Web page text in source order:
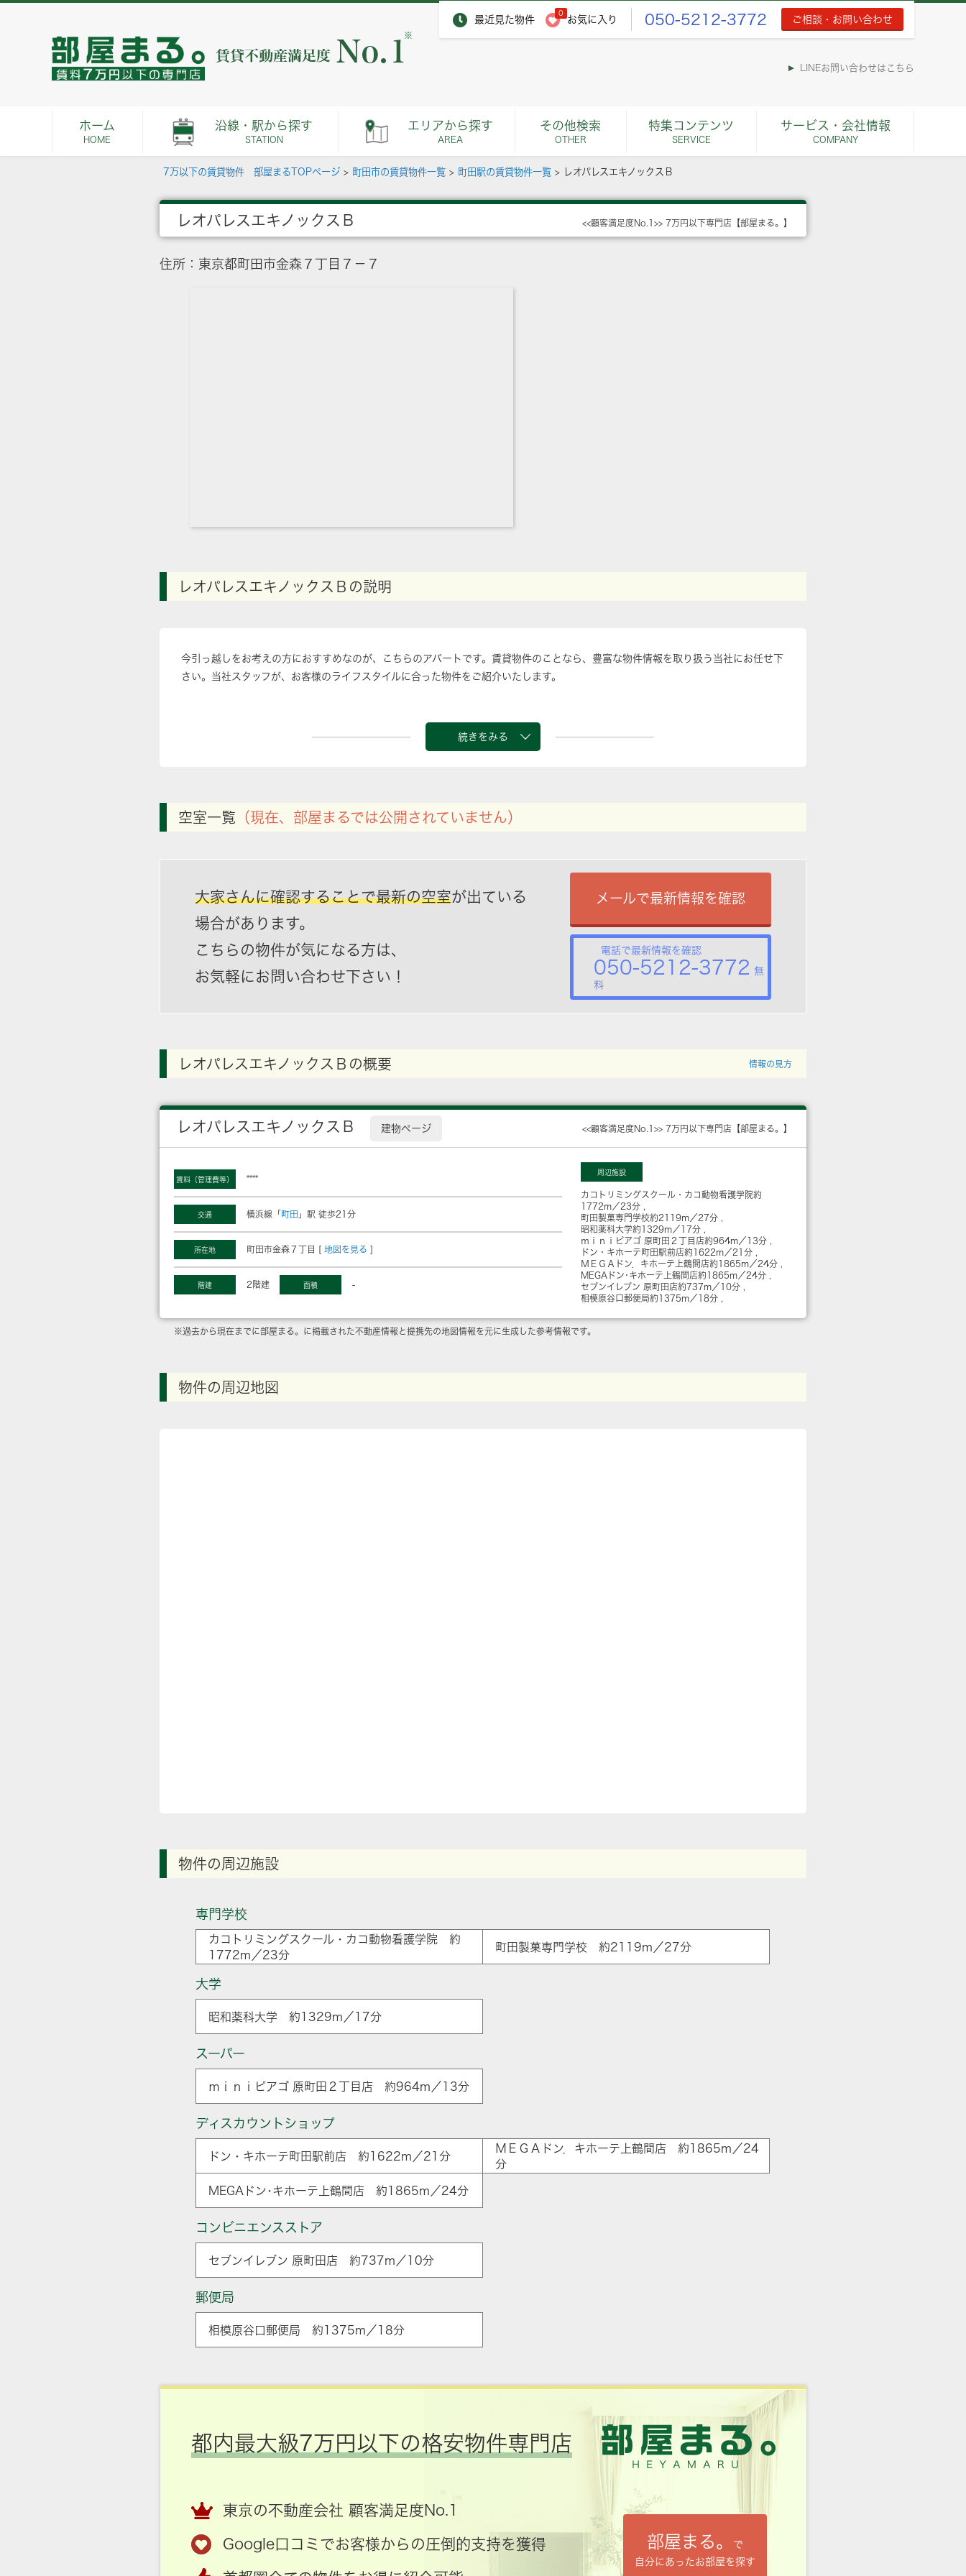
最近見た物件
0
お気に入り 050-5212-3772 ご相談・お問い合わせ
※
LINEお問い合わせはこちら
ホーム
HOME
沿線・駅から探す
STATION
エリアから探す
AREA
その他検索
OTHER
特集コンテンツ
SERVICE
サービス・会社情報
COMPANY
7万以下の賃貸物件 部屋まるTOPページ > 町田市の賃貸物件一覧 > 町田駅の賃貸物件一覧 > レオパレスエキノックスＢ
レオパレスエキノックスＢ <<顧客満足度No.1>> 7万円以下専門店【部屋まる。】
住所：東京都町田市金森７丁目７－７
レオパレスエキノックスＢの説明
今引っ越しをお考えの方におすすめなのが、こちらのアパートです。賃貸物件のことなら、豊富な物件情報を取り扱う当社にお任せ下
さい。当社スタッフが、お客様のライフスタイルに合った物件をご紹介いたします。
続きをみる
空室一覧 （現在、部屋まるでは公開されていません）
大家さんに確認することで最新の空室が出ている
場合があります。
こちらの物件が気になる方は、
お気軽にお問い合わせ下さい！
メールで最新情報を確認
電話で最新情報を確認
050-5212-3772 無
料
レオパレスエキノックスＢの概要 情報の見方
レオパレスエキノックスＢ 建物ページ <<顧客満足度No.1>> 7万円以下専門店【部屋まる。】
賃料（管理費等） ****
交通 横浜線「 町田 」駅 徒歩21分
所在地 町田市金森７丁目 [ 地図を見る ]
階建 2階建 面積 -
周辺施設
カコトリミングスクール・カコ動物看護学院約
1772m／23分
町田製菓専門学校約2119m／27分
昭和薬科大学約1329m／17分
ｍｉｎｉピアゴ 原町田２丁目店約964m／13分
ドン・キホーテ町田駅前店約1622m／21分
ＭＥＧＡドン．キホーテ上鶴間店約1865m／24分
MEGAドン･キホーテ上鶴間店約1865m／24分
セブンイレブン 原町田店約737m／10分
相模原谷口郵便局約1375m／18分
※過去から現在までに部屋まる。に掲載された不動産情報と提携先の地図情報を元に生成した参考情報です。
物件の周辺地図
物件の周辺施設
専門学校
カコトリミングスクール・カコ動物看護学院 約
1772m／23分
町田製菓専門学校 約2119m／27分
大学
昭和薬科大学 約1329m／17分
スーパー
ｍｉｎｉピアゴ 原町田２丁目店 約964m／13分
ディスカウントショップ
ドン・キホーテ町田駅前店 約1622m／21分
ＭＥＧＡドン．キホーテ上鶴間店 約1865m／24
分
MEGAドン･キホーテ上鶴間店 約1865m／24分
コンビニエンスストア
セブンイレブン 原町田店 約737m／10分
郵便局
相模原谷口郵便局 約1375m／18分
都内最大級7万円以下の格安物件専門店
東京の不動産会社 顧客満足度No.1
Google口コミでお客様からの圧倒的支持を獲得 部屋まる。
で
自分にあったお部屋を探す